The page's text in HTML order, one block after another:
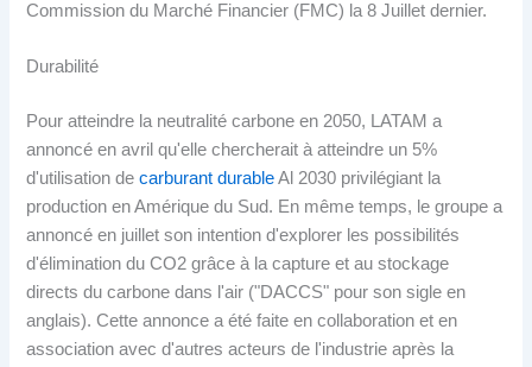
Commission du Marché Financier (FMC) la 8 Juillet dernier.
Durabilité
Pour atteindre la neutralité carbone en 2050, LATAM a
annoncé en avril qu'elle chercherait à atteindre un 5%
d'utilisation decarburant durableAl 2030 privilégiant la
production en Amérique du Sud. En même temps, le groupe a
annoncé en juillet son intention d'explorer les possibilités
d'élimination du CO2 grâce à la capture et au stockage
directs du carbone dans l'air ("DACCS" pour son sigle en
anglais). Cette annonce a été faite en collaboration et en
association avec d'autres acteurs de l'industrie après la